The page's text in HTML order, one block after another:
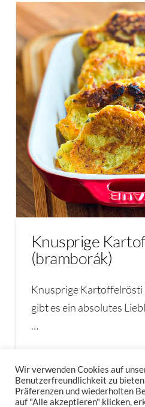
Knusprige
(bramborák)
Knusprige
gibt es ein absolutes
…
BAGGERS BÖHMISCH
Wir verwenden Cookies auf
Benutzerfreundlichkeit zu
Präferenzen und wiederholten
auf "Alle akzeptieren" klicken,